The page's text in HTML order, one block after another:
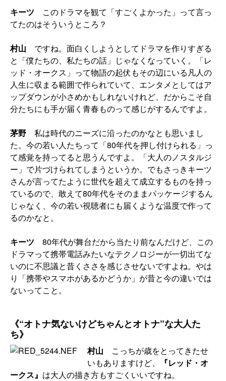
キーツ このドラマを観て「すごくよかった」って言っ
てたのはそういうところ？
村山 ですね。面白くしようとしてドラマを作りすぎる
と「僕たちの、私たちの話」じゃなくなっていく。「レ
ッド・オークス」って物語の起伏もその辺にいる凡人の
人生に収まる範囲で作られていて、エンタメとしてはア
ップダウンが小さめかもしれないけれど、だからこそ自
分たちにも手が届く青春ものって感じがするんですよ。
茅野 私は時代のニーズに沿ったのかなとも思いまし
た。今の若い人たちって「80年代を押し付けられる」っ
て感覚を持ってると思うんですよ。「大人のノスタルジ
ー」で片づけられてしまうというか。でもさっきキーツ
さんが言ってたように世代を超えて成立するものを持っ
ているので、敢えて80年代をそのままパッケージするん
じゃなく、今の若い視聴者にも届くような温度で作って
るのかなと。
キーツ 80年代が舞台だから当たり前なんだけど、この
ドラマって携帯電話みたいなテクノロジーが一切出てな
いのに不思議と昔くささを感じさせないですよね。やは
り「携帯やスマホがあるかどうか」が昔と今の違いでは
ないってこと。
《“オトナ気ないけどちゃんとオトナ”な大人た
ち》
村山 こっちが歳をとってきたせ
いもありますけど、
『レッド・オ
ークス』 は大人の描き方もすごくいいですね。